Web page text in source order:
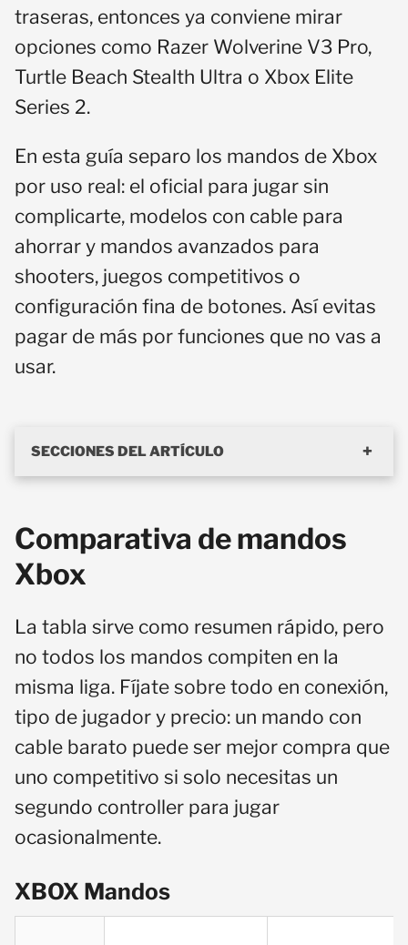
traseras, entonces ya conviene mirar
opciones como Razer Wolverine V3 Pro,
Turtle Beach Stealth Ultra o Xbox Elite
Series 2.
En esta guía separo los mandos de Xbox
por uso real: el oficial para jugar sin
complicarte, modelos con cable para
ahorrar y mandos avanzados para
shooters, juegos competitivos o
configuración fina de botones. Así evitas
pagar de más por funciones que no vas a
usar.
SECCIONES DEL ARTÍCULO
Comparativa de mandos
Xbox
La tabla sirve como resumen rápido, pero
no todos los mandos compiten en la
misma liga. Fíjate sobre todo en conexión,
tipo de jugador y precio: un mando con
cable barato puede ser mejor compra que
uno competitivo si solo necesitas un
segundo controller para jugar
ocasionalmente.
XBOX Mandos